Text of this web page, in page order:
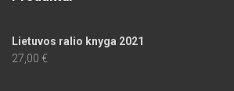
Lietuvos ralio knyga 2021
27,00 €